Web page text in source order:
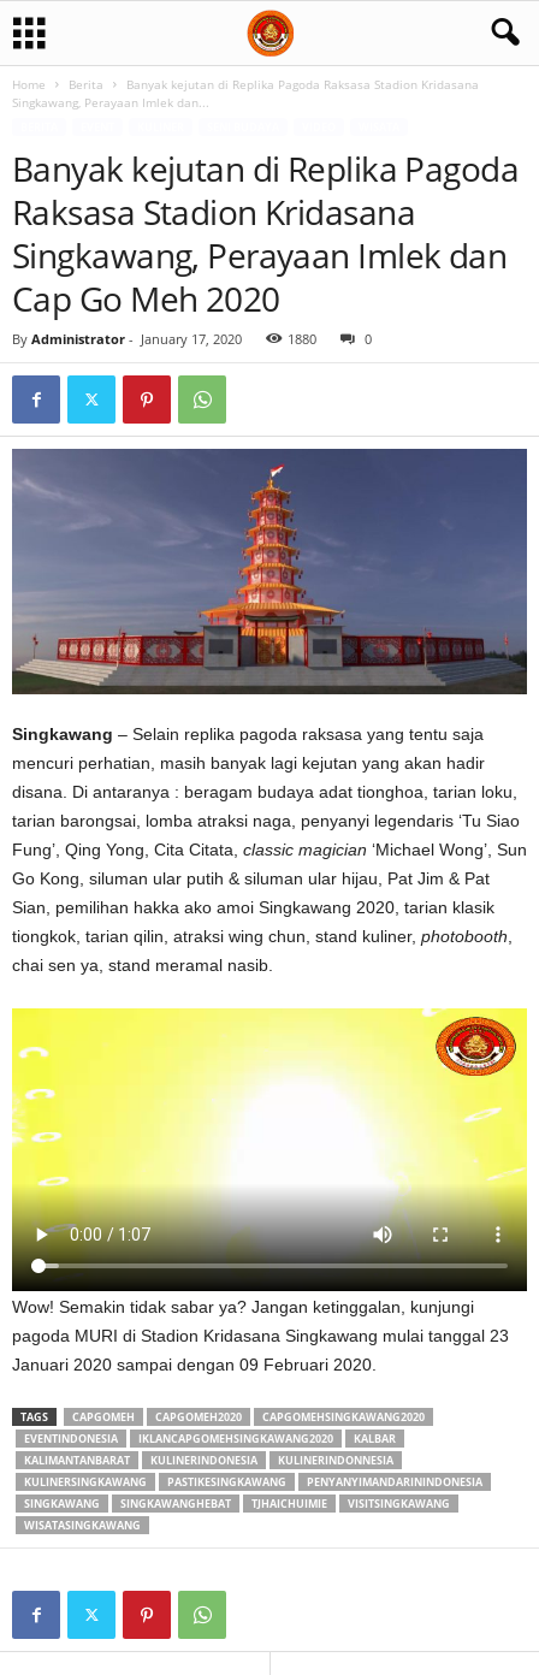
Home Berita
Banyak kejutan di Replika Pagoda Raksasa Stadion Kridasana
Singkawang, Perayaan Imlek dan...
Banyak kejutan di Replika Pagoda
Raksasa Stadion Kridasana
Singkawang, Perayaan Imlek dan
Cap Go Meh 2020
By Administrator - January 17, 2020 1880 0
Singkawang – Selain replika pagoda raksasa yang tentu saja
mencuri perhatian, masih banyak lagi kejutan yang akan hadir
disana. Di antaranya : beragam budaya adat tionghoa, tarian loku,
tarian barongsai, lomba atraksi naga, penyanyi legendaris ‘Tu Siao
Fung’, Qing Yong, Cita Citata, classic magician ‘Michael Wong’, Sun
Go Kong, siluman ular putih & siluman ular hijau, Pat Jim & Pat
Sian, pemilihan hakka ako amoi Singkawang 2020, tarian klasik
tiongkok, tarian qilin, atraksi wing chun, stand kuliner, photobooth
chai sen ya, stand meramal nasib.
Wow! Semakin tidak sabar ya? Jangan ketinggalan, kunjungi
pagoda MURI di Stadion Kridasana Singkawang mulai tanggal 23
Januari 2020 sampai dengan 09 Februari 2020.
TAGS CAPGOMEH CAPGOMEH2020
CAPGOMEHSINGKAWANG2020
EVENTINDONESIA
IKLANCAPGOMEHSINGKAWANG2020
KALBAR
KALIMANTANBARAT
KULINERINDONESIA
KULINERINDONNESIA
KULINERSINGKAWANG
PASTIKESINGKAWANG
PENYANYIMANDARININDONESIA
SINGKAWANG
SINGKAWANGHEBAT TJHAICHUIMIE
VISITSINGKAWANG
WISATASINGKAWANG